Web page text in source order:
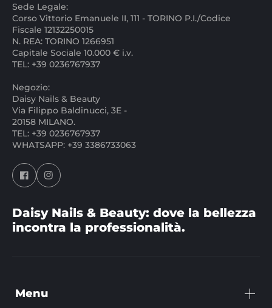
Sede Legale:
Corso Vittorio Emanuele II, 111 - TORINO P.I./Codice
Fiscale 12132250015
N. REA: TORINO 1266951
Capitale Sociale 10.000 € i.v.
TEL: +39 0236767937
Negozio:
Daisy Nails & Beauty
Via Filippo Baldinucci, 3E -
20158 MILANO.
TEL: +39 0236767937
WHATSAPP: +39 3386733063
Daisy Nails & Beauty: dove la bellezza
incontra la professionalità.
Menu